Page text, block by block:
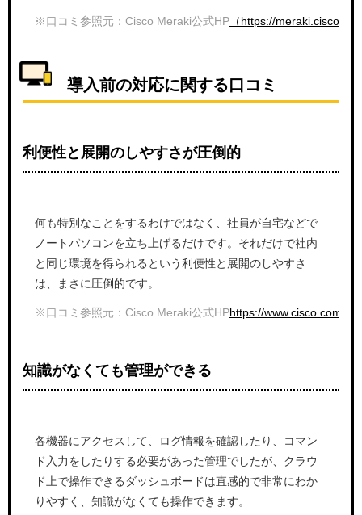
※口コミ参照元：Cisco Meraki公式HP （https://
導入前の対応に関する口コミ
利便性と展開のしやすさが圧倒的
何も特別なことをするわけではなく、社員が自宅などで
ノートパソコンを立ち上げるだけです。それだけで社内
と同じ環境を得られるという利便性と展開のしやすさ
は、まさに圧倒的です。
※口コミ参照元：Cisco Meraki公式HPhttps://www.cisco.com/c/
知識がなくても管理ができる
各機器にアクセスして、ログ情報を確認したり、コマン
ド入力をしたりする必要があった管理でしたが、クラウ
ド上で操作できるダッシュボードは直感的で非常にわか
りやすく、知識がなくても操作できます。